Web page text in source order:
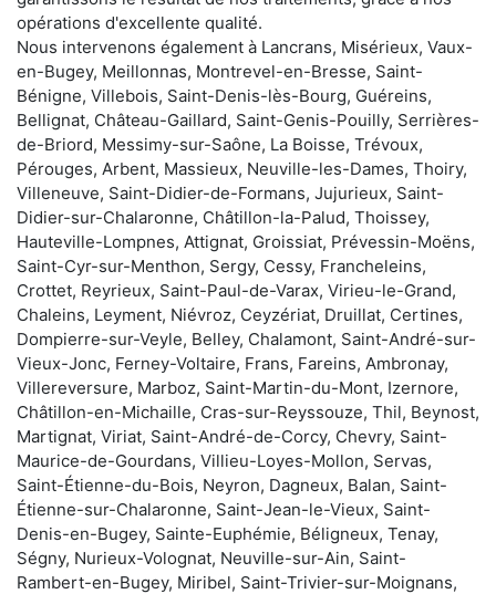
opérations d'excellente qualité.
Nous intervenons également à Lancrans, Misérieux, Vaux-
en-Bugey, Meillonnas, Montrevel-en-Bresse, Saint-
Bénigne, Villebois, Saint-Denis-lès-Bourg, Guéreins,
Bellignat, Château-Gaillard, Saint-Genis-Pouilly, Serrières-
de-Briord, Messimy-sur-Saône, La Boisse, Trévoux,
Pérouges, Arbent, Massieux, Neuville-les-Dames, Thoiry,
Villeneuve, Saint-Didier-de-Formans, Jujurieux, Saint-
Didier-sur-Chalaronne, Châtillon-la-Palud, Thoissey,
Hauteville-Lompnes, Attignat, Groissiat, Prévessin-Moëns,
Saint-Cyr-sur-Menthon, Sergy, Cessy, Francheleins,
Crottet, Reyrieux, Saint-Paul-de-Varax, Virieu-le-Grand,
Chaleins, Leyment, Niévroz, Ceyzériat, Druillat, Certines,
Dompierre-sur-Veyle, Belley, Chalamont, Saint-André-sur-
Vieux-Jonc, Ferney-Voltaire, Frans, Fareins, Ambronay,
Villereversure, Marboz, Saint-Martin-du-Mont, Izernore,
Châtillon-en-Michaille, Cras-sur-Reyssouze, Thil, Beynost,
Martignat, Viriat, Saint-André-de-Corcy, Chevry, Saint-
Maurice-de-Gourdans, Villieu-Loyes-Mollon, Servas,
Saint-Étienne-du-Bois, Neyron, Dagneux, Balan, Saint-
Étienne-sur-Chalaronne, Saint-Jean-le-Vieux, Saint-
Denis-en-Bugey, Sainte-Euphémie, Béligneux, Tenay,
Ségny, Nurieux-Volognat, Neuville-sur-Ain, Saint-
Rambert-en-Bugey, Miribel, Saint-Trivier-sur-Moignans,